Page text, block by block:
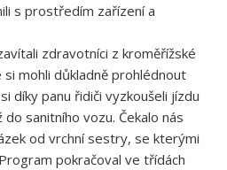
s prostředím zařízení a
zdravotníci z kroměřížské
mohli důkladně prohlédnout
díky panu řidiči vyzkoušeli jízdu
sanitního vozu. Čekalo nás
od vrchní sestry, se kterými
pokračoval ve třídách